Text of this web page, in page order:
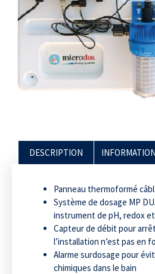
DESCRIPTION
Panneau thermoformé
Système de dosage MP
instrument de pH, redox
Capteur de débit pour
l’installation n’est pas en
Alarme surdosage pour
chimiques dans le bain